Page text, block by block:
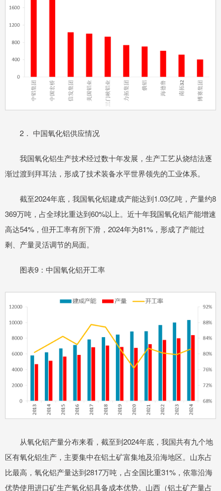
2． 中国氧化铝供应情况
我国氧化铝生产技术经过数十年发展，生产工艺从烧结法逐
渐过渡到拜耳法，形成了技术装备水平世界领先的工业体系。
截至2024年底，我国氧化铝建成产能达到1.03亿吨，产量约8
369万吨，占全球比重达到60%以上。近十年我国氧化铝产能增速
高达54%，但开工率有所下滑，2024年为81%，形成了产能过
剩、产量灵活调节的局面。
图表9：中国氧化铝开工率
从氧化铝产量分布来看，截至到2024年底，我国共有九个地
区有氧化铝生产，主要集中在铝土矿富集地及沿海地区。山东占
比最高，氧化铝产量达到2817万吨，占全国比重31%，依靠沿海
优势使用进口矿生产氧化铝具备成本优势。山西（铝土矿产量占